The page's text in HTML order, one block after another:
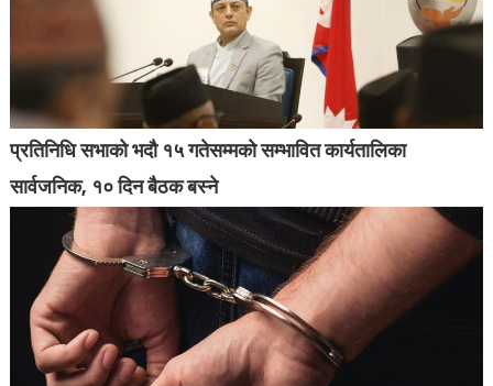
प्रतिनिधि सभाको भदौ १५ गतेसम्मको सम्भावित कार्यतालिका
सार्वजनिक, १० दिन बैठक बस्ने